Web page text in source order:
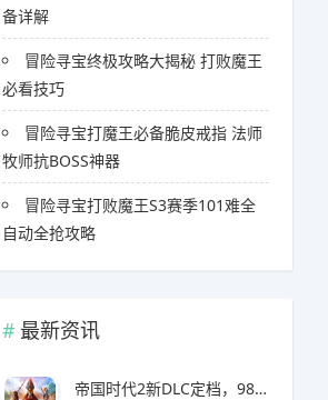
备详解
冒险寻宝终极攻略大揭秘 打败魔王
必看技巧
冒险寻宝打魔王必备脆皮戒指 法师
牧师抗BOSS神器
冒险寻宝打败魔王S3赛季101难全
自动全抢攻略
最新资讯
帝国时代2新DLC定档，98元预购竟藏三大美洲文明秘密